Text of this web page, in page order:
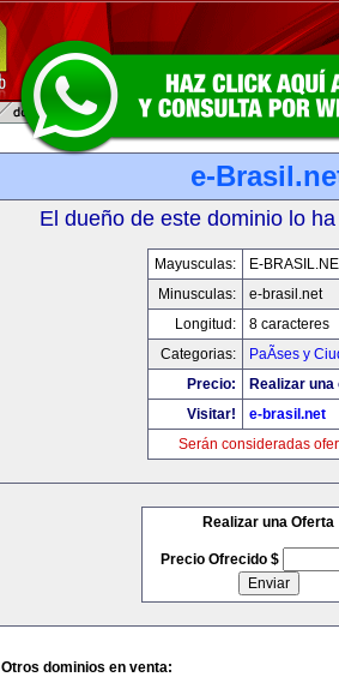
e-
El dueño de este dominio lo
Mayusculas:
E-
Minusculas:
e-brasil.net
Longitud:
8 caracteres
Categorias:
PaÃ­ses y
Precio:
Realizar
Visitar!
e-brasil.net
Serán consideradas
Realizar una Oferta
Precio Ofrecido $
Otros dominios en venta: